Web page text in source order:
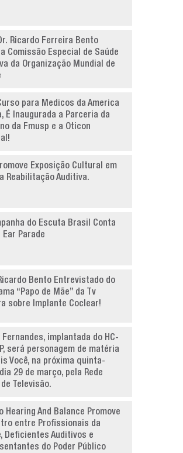
Ricardo Ferreira Bento
Comissão Especial de Saúde
da Organização Mundial de
para Medicos da America
É Inaugurada a Parceria da
da Fmusp e a Oticon
Exposição Cultural em
Reabilitação Auditiva.
do Escuta Brasil Conta
Ear Parade
Bento Entrevistado do
“Papo de Mãe” da Tv
sobre Implante Coclear!
Fernandes, implantada do HC-
será personagem de matéria
Você, na próxima quinta-
29 de março, pela Rede
de Televisão.
Hearing And Balance Promove
entre Profissionais da
Deficientes Auditivos e
do Poder Público